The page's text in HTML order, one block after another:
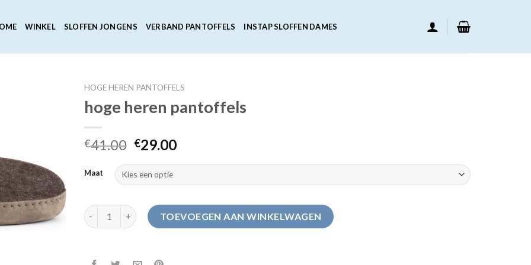
WINKEL SLOFFEN JONGENS VERBAND PANTOFFELS INSTAP SLOFFEN DAMES
HOGE HEREN PANTOFFELS
hoge heren pantoffels
€41.00 €29.00
Maat
hoge heren pantoffels aantalTOEVOEGEN AAN WINKELWAGEN